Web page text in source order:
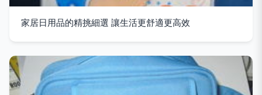
家居日用品的精挑細選 讓生活更舒適更高效